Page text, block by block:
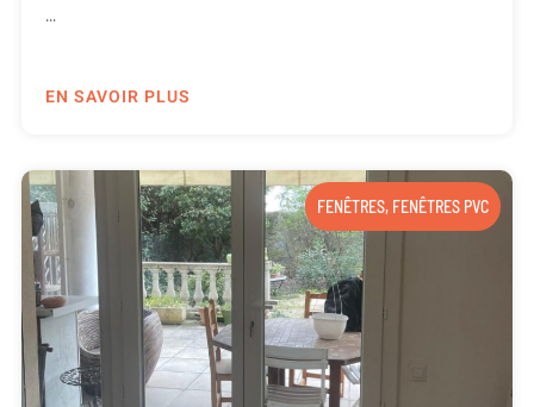
...
EN SAVOIR PLUS
FENÊTRES, FENÊTRES PVC